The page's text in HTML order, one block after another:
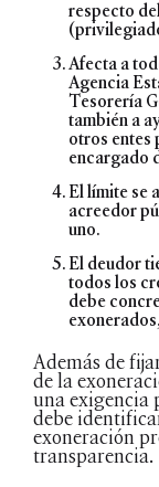
respecto
Afecta a
Agencia
Tesorería
también a
otros entes
encargado
El límite se
acreedor
uno.
El deudor
todos los
debe
Además de
de la
una exigencia
debe
exoneración
transparencia.